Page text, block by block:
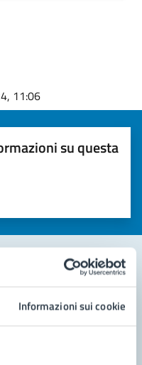
Informazioni sui cookie
11:06
su questa
1 a 5 stelle)la chiarezza delle
5